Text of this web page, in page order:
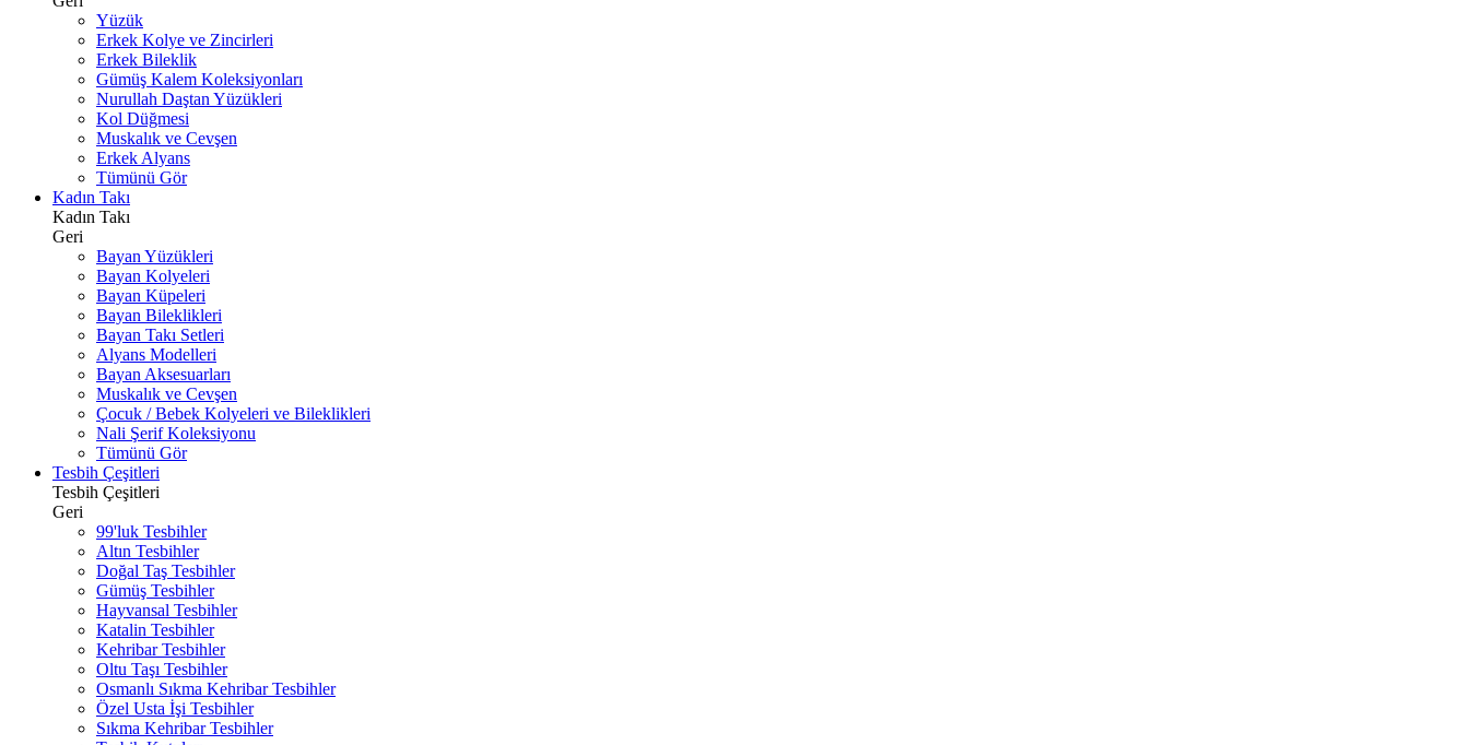
Yüzük
Erkek Kolye ve Zincirleri
Erkek Bileklik
Gümüş Kalem Koleksiyonları
Nurullah Daştan Yüzükleri
Kol Düğmesi
Muskalık ve Cevşen
Erkek Alyans
Tümünü Gör
Kadın Takı
Kadın Takı
Geri
Bayan Yüzükleri
Bayan Kolyeleri
Bayan Küpeleri
Bayan Bileklikleri
Bayan Takı Setleri
Alyans Modelleri
Bayan Aksesuarları
Muskalık ve Cevşen
Çocuk / Bebek Kolyeleri ve Bileklikleri
Nali Şerif Koleksiyonu
Tümünü Gör
Tesbih Çeşitleri
Tesbih Çeşitleri
Geri
99'luk Tesbihler
Altın Tesbihler
Doğal Taş Tesbihler
Gümüş Tesbihler
Hayvansal Tesbihler
Katalin Tesbihler
Kehribar Tesbihler
Oltu Taşı Tesbihler
Osmanlı Sıkma Kehribar Tesbihler
Özel Usta İşi Tesbihler
Sıkma Kehribar Tesbihler